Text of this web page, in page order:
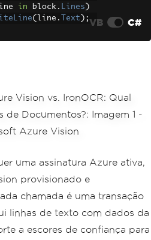
in block . Lines )
( line . Text );VB C#
uma assinatura Azure ativa,
provisionado e
chamada é uma transação
linhas de texto com dados da
a escores de confiança para